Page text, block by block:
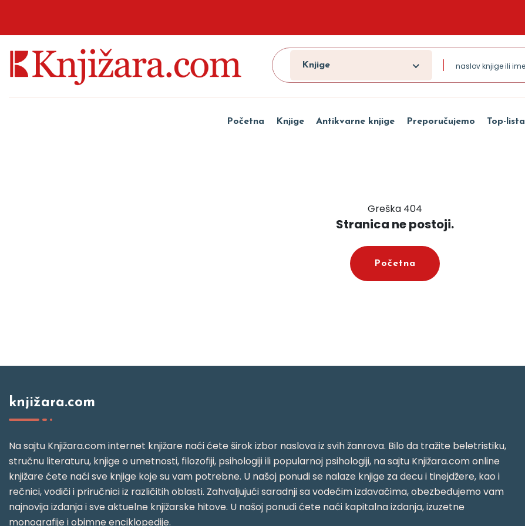
Knjige
Početna Knjige Antikvarne knjige Preporučujemo Top-lista
Greška 404
Stranica ne postoji.
Početna
knjižara.com
Na sajtu Knjižara.com internet knjižare naći ćete širok izbor naslova iz svih žanrova. Bilo da tražite beletristiku,
stručnu literaturu, knjige o umetnosti, filozofiji, psihologiji ili popularnoj psihologiji, na sajtu Knjižara.com online
knjižare ćete naći sve knjige koje su vam potrebne. U našoj ponudi se nalaze knjige za decu i tinejdžere, kao i
rečnici, vodiči i priručnici iz različitih oblasti. Zahvaljujući saradnji sa vodećim izdavačima, obezbeđujemo vam
najnovija izdanja i sve aktuelne knjižarske hitove. U našoj ponudi ćete naći kapitalna izdanja, izuzetne
monografije i obimne enciklopedije.